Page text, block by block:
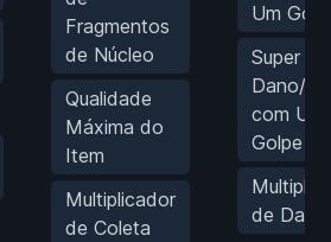
Fragmentos
de Núcleo
Qualidade
Máxima do
Item
Multiplicador
de Coleta
Um
Super
Dano/
com Um
Golpe
de Dano